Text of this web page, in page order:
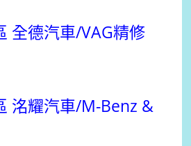
全德汽車/VAG精修
洺耀汽車/M-Benz &